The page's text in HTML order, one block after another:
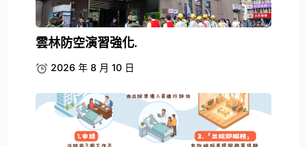
雲林防空演習強化.
2026 年 8 月 10 日